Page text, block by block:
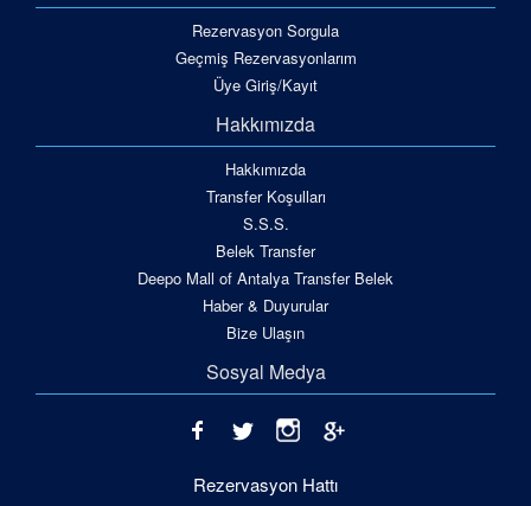
Rezervasyon Sorgula
Geçmiş Rezervasyonlarım
Üye Giriş/Kayıt
Hakkımızda
Hakkımızda
Transfer Koşulları
S.S.S.
Belek Transfer
Deepo Mall of Antalya Transfer Belek
Haber & Duyurular
Bize Ulaşın
Sosyal Medya
Rezervasyon Hattı